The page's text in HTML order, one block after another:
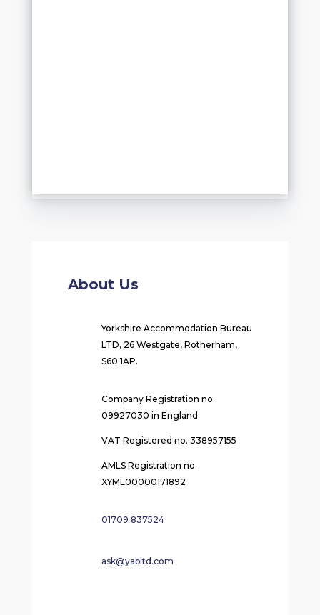
About Us
Yorkshire Accommodation Bureau
LTD, 26 Westgate, Rotherham,
S60 1AP.
Company Registration no.
09927030 in England
VAT Registered no. 338957155
AMLS Registration no.
XYML00000171892
01709 837524
ask@yabltd.com